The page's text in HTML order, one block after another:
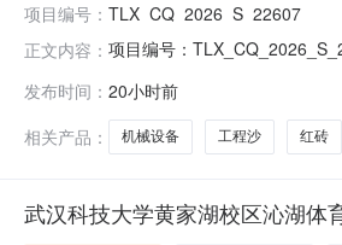
项目编号： TLX_CQ_2026_S_22607
正文内容： 项目编号：
表人/负责人：柏*企业性质：
发布时间： 20小时前
相关产品：
机械设备 工程沙 红砖
武汉科技大学黄家湖校区沁湖体